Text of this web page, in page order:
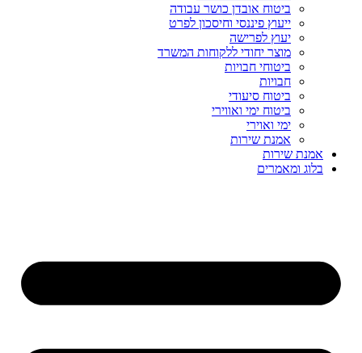
ביטוח אובדן כושר עבודה
ייעוץ פיננסי וחיסכון לפרט
יעוץ לפרישה
מוצר יחודי ללקוחות המשרד
ביטוחי חבויות
חבויות
ביטוח סיעודי
ביטוח ימי ואווירי
ימי ואוירי
אמנת שירות
אמנת שירות
בלוג ומאמרים